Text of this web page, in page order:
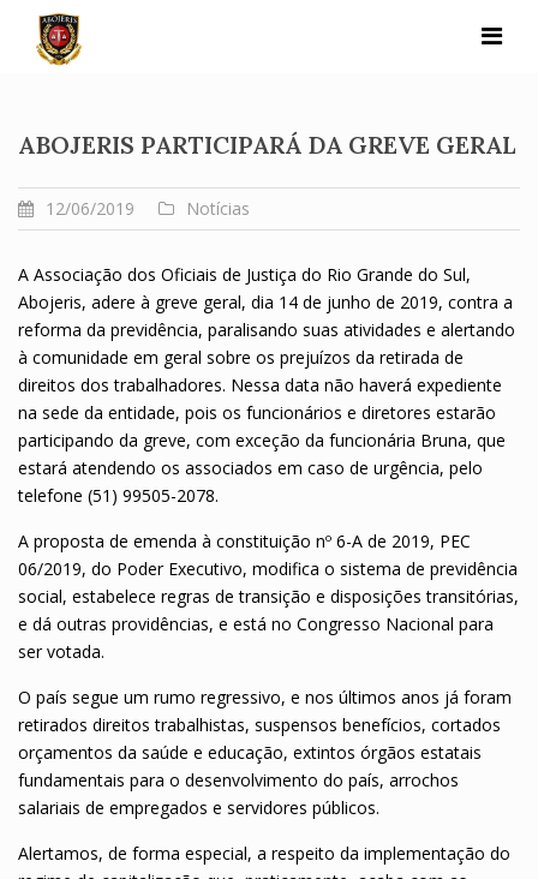
content
ABOJERIS PARTICIPARÁ DA GREVE GERAL
12/06/2019 Notícias
A Associação dos Oficiais de Justiça do Rio Grande do Sul,
Abojeris, adere à greve geral, dia 14 de junho de 2019, contra a
reforma da previdência, paralisando suas atividades e alertando
à comunidade em geral sobre os prejuízos da retirada de
direitos dos trabalhadores. Nessa data não haverá expediente
na sede da entidade, pois os funcionários e diretores estarão
participando da greve, com exceção da funcionária Bruna, que
estará atendendo os associados em caso de urgência, pelo
telefone (51) 99505-2078.
A proposta de emenda à constituição nº 6-A de 2019, PEC
06/2019, do Poder Executivo, modifica o sistema de previdência
social, estabelece regras de transição e disposições transitórias,
e dá outras providências, e está no Congresso Nacional para
ser votada.
O país segue um rumo regressivo, e nos últimos anos já foram
retirados direitos trabalhistas, suspensos benefícios, cortados
orçamentos da saúde e educação, extintos órgãos estatais
fundamentais para o desenvolvimento do país, arrochos
salariais de empregados e servidores públicos.
Alertamos, de forma especial, a respeito da implementação do